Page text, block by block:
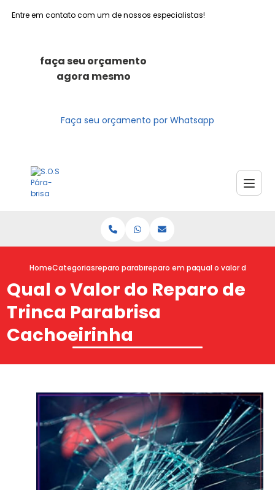
Entre em contato com um de nossos especialistas!
faça seu orçamento
agora mesmo
Faça seu orçamento por Whatsapp
HomeCategoriasreparo parabrisasreparo em parabrisaqual o valor do
Qual o Valor do Reparo de
Trinca Parabrisa
Cachoeirinha